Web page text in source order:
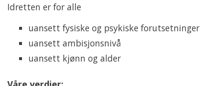
Idretten er for alle
uansett fysiske og psykiske forutsetninger
uansett ambisjonsnivå
uansett kjønn og alder